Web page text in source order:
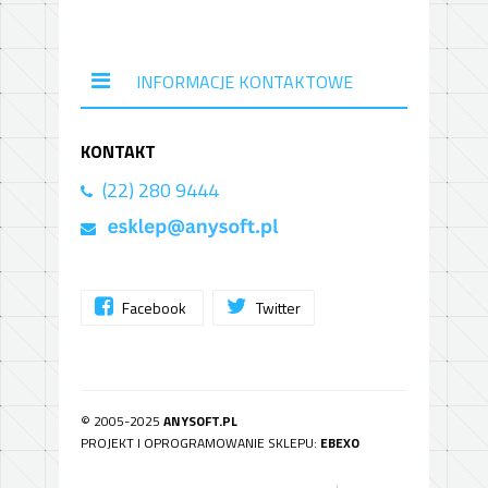
INFORMACJE KONTAKTOWE
KONTAKT
(22) 280 9444
Facebook Twitter
© 2005-2025 ANYSOFT.PL
PROJEKT I OPROGRAMOWANIE SKLEPU: EBEXO